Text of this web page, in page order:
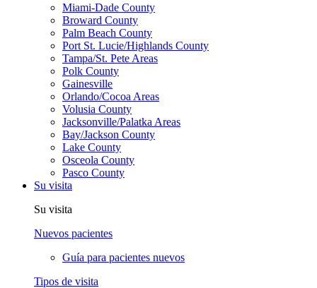
Miami-Dade County
Broward County
Palm Beach County
Port St. Lucie/Highlands County
Tampa/St. Pete Areas
Polk County
Gainesville
Orlando/Cocoa Areas
Volusia County
Jacksonville/Palatka Areas
Bay/Jackson County
Lake County
Osceola County
Pasco County
Su visita
Su visita
Nuevos pacientes
Guía para pacientes nuevos
Tipos de visita